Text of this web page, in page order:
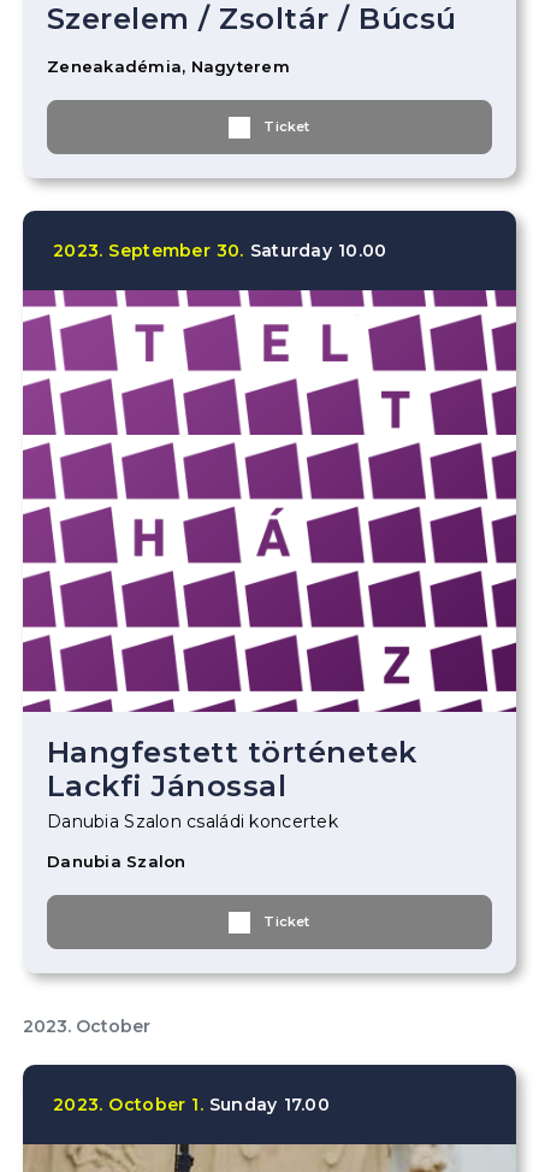
Szerelem/Zsoltár/Búcsú
Zeneakadémia, Nagyterem
Ticket
2023. September 30. Saturday 10.00
Hangfestett történetek
Lackfi Jánossal
Danubia Szalon családi koncertek
Danubia Szalon
Ticket
2023. October
2023. October 1. Sunday 17.00